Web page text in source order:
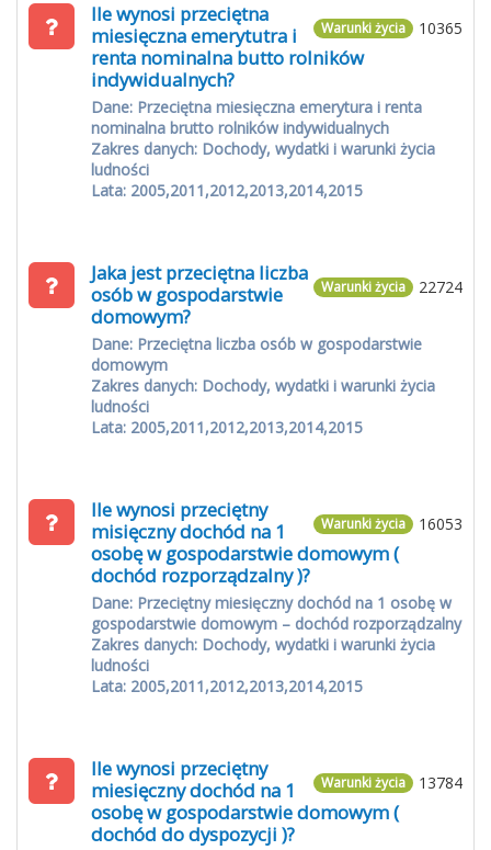
10365
Warunki życia
Ile wynosi przeciętna
miesięczna emerytutra i
renta nominalna butto rolników
indywidualnych?
Dane: Przeciętna miesięczna emerytura i renta
nominalna brutto rolników indywidualnych
Zakres danych: Dochody, wydatki i warunki życia
ludności
Lata: 2005,2011,2012,2013,2014,2015
22724
Warunki życia
Jaka jest przeciętna liczba
osób w gospodarstwie
domowym?
Dane: Przeciętna liczba osób w gospodarstwie
domowym
Zakres danych: Dochody, wydatki i warunki życia
ludności
Lata: 2005,2011,2012,2013,2014,2015
16053
Warunki życia
Ile wynosi przeciętny
misięczny dochód na 1
osobę w gospodarstwie domowym (
dochód rozporządzalny )?
Dane: Przeciętny miesięczny dochód na 1 osobę w
gospodarstwie domowym – dochód rozporządzalny
Zakres danych: Dochody, wydatki i warunki życia
ludności
Lata: 2005,2011,2012,2013,2014,2015
13784
Warunki życia
Ile wynosi przeciętny
miesięczny dochód na 1
osobę w gospodarstwie domowym (
dochód do dyspozycji )?